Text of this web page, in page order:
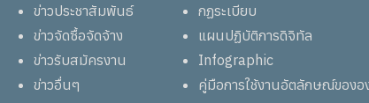
ข่าวประชาสัมพันธ์
ข่าวจัดซื้อจัดจ้าง
ข่าวรับสมัครงาน
ข่าวอื่นๆ
กฏระเบียบ
แผนปฏิบัติการดิจิทัล
Infographic
คู่มือการใช้งานอัตลักษณ์ของอ